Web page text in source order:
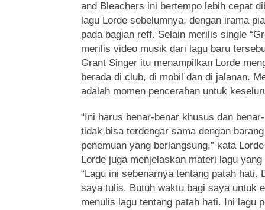
and Bleachers ini bertempo lebih cepat
lagu Lorde sebelumnya, dengan irama
pada bagian reff. Selain merilis single
merilis video musik dari lagu baru
Grant Singer itu menampilkan Lorde
berada di club, di mobil dan di jalanan.
adalah momen pencerahan untuk
“Ini harus benar-benar khusus dan
tidak bisa terdengar sama dengan
penemuan yang berlangsung,” kata
Lorde juga menjelaskan materi lagu
“Lagu ini sebenarnya tentang patah hati.
saya tulis. Butuh waktu bagi saya untuk
menulis lagu tentang patah hati. Ini lagu